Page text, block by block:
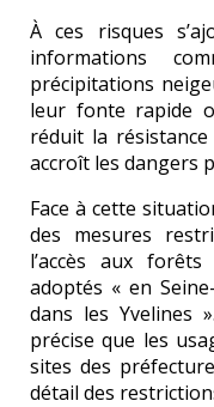
À ces risques
informations
précipitations
leur fonte rapide
réduit la
accroît les dangers
Face à cette
des mesures
l’accès aux
adoptés « en
dans les Yvelines
précise que les
sites des
détail des